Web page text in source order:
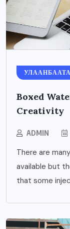
Boxed
Creativity
ADMIN
There are
available but
that some